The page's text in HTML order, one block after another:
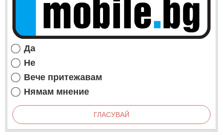
Да
Не
Вече притежавам
Нямам мнение
ГЛАСУВАЙ